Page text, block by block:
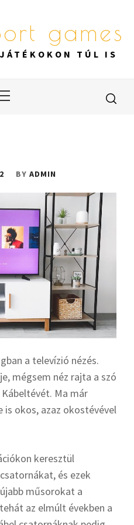
games
TÚL IS
Menu
BY ADMIN
a televízió nézés.
mégsem néz rajta a szó
Ma már
is okos, azaz okostévével
keresztül
és ezek
műsorokat a
az elmúlt években a